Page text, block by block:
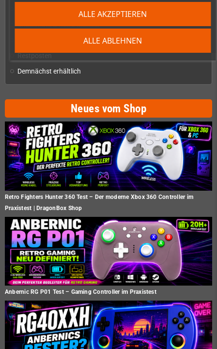
ALLE ABLEHNEN
ALLE AKZEPTIEREN
Checkmate & Retro Monitor
Homebrew-Produktion & Entwicklerbedarf
Demnächst erhältlich
Neues vom Shop
Retro Fighters Hunter 360 Test – Der moderne Xbox 360 Controller im
Praxistest | DragonBox Shop
Anbernic RG P01 Test – Gaming Controller im Praxistest